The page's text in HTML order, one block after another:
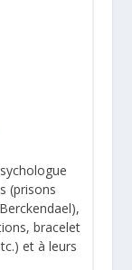
(prisons
bracelet
et à leurs